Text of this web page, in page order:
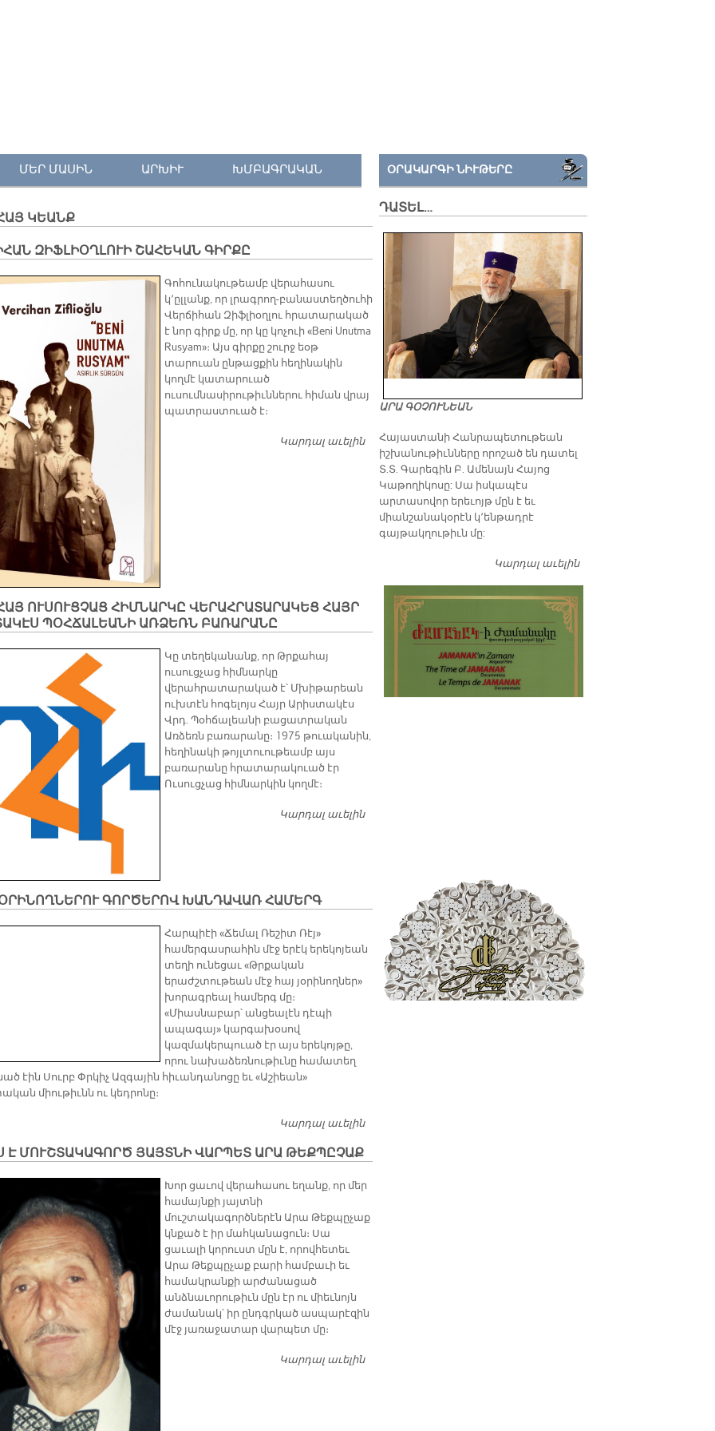
ՄԵՐ ՄԱՍԻՆ ԱՐԽԻՒ ԽՄԲԱԳՐԱԿԱՆ
ԿԵԱՆՔ
ԶԻՖԼԻՕՂԼՈՒԻ ՇԱՀԵԿԱՆ ԳԻՐՔԸ
Գոհունակութեամբ վերահասու
կ՚ըլլանք, որ լրագրող-բանաստեղծուհի
Վերճիհան Զիֆլիօղլու հրատարակած
է նոր գիրք մը, որ կը կոչուի «Beni Unutma
Rusyam»։ Այս գիրքը շուրջ եօթ
տարուան ընթացքին հեղինակին
կողմէ կատարուած
ուսումնասիրութիւններու հիման վրայ
պատրաստուած է։
Կարդալ աւելինՎԵՐՃԻՀԱՆ ԶԻՖԼԻՕՂԼՈՒԻ ՇԱՀԵԿԱՆ ԳԻՐՔԸ
ՈՒՍՈՒՑՉԱՑ ՀԻՄՆԱՐԿԸ ՎԵՐԱՀՐԱՏԱՐԱԿԵՑ ՀԱՅՐ
ՊՕՀՃԱԼԵԱՆԻ ԱՌՁԵՌՆ ԲԱՌԱՐԱՆԸ
Կը տեղեկանանք, որ Թրքահայ
ուսուցչաց հիմնարկը
վերահրատարակած է՝ Մխիթարեան
ուխտէն հոգելոյս Հայր Արիստակէս
Վրդ. Պօհճալեանի բացատրական
Առձեռն բառարանը։ 1975 թուականին,
հեղինակի թոյլտուութեամբ այս
բառարանը հրատարակուած էր
Ուսուցչաց հիմնարկին կողմէ։
Կարդալ աւելինԹՐՔԱՀԱՅ ՈՒՍՈՒՑՉԱՑ ՀԻՄՆԱՐԿԸ ՎԵՐԱՀՐԱՏԱՐԱԿԵՑ ՀԱՅՐ
ԳՈՐԾԵՐՈՎ ԽԱՆԴԱՎԱՌ ՀԱՄԵՐԳ
Հարպիէի «Ճեմալ Ռեշիտ Ռէյ»
համերգասրահին մէջ երէկ երեկոյեան
տեղի ունեցաւ «Թրքական
երաժշտութեան մէջ հայ յօրինողներ»
խորագրեալ համերգ մը։
«Միասնաբար՝ անցեալէն դէպի
ապագայ» կարգախօսով
կազմակերպուած էր այս երեկոյթը,
որու նախաձեռնութիւնը համատեղ
էին Սուրբ Փրկիչ Ազգային հիւանդանոցը եւ «Աշիեան»
միութիւնն ու կեդրոնը։
Կարդալ աւելինՀԱՅ ՅՕՐԻՆՈՂՆԵՐՈՒ ԳՈՐԾԵՐՈՎ ԽԱՆԴԱՎԱՌ ՀԱՄԵՐԳ
Է ՄՈՒՇՏԱԿԱԳՈՐԾ ՅԱՅՏՆԻ ՎԱՐՊԵՏ ԱՐԱ ԹԵՔՊԸՉԱՔ
Խոր ցաւով վերահասու եղանք, որ մեր
համայնքի յայտնի
մուշտակագործներէն Արա Թեքպըչաք
կնքած է իր մահկանացուն։ Սա
ցաւալի կորուստ մըն է, որովհետեւ
Արա Թեքպըչաք բարի համբաւի եւ
համակրանքի արժանացած
անձնաւորութիւն մըն էր ու միեւնոյն
ժամանակ՝ իր ընդգրկած ասպարէզին
մէջ յառաջատար վարպետ մը։
Կարդալ աւելինՈՉ ԵՒՍ Է ՄՈՒՇՏԱԿԱԳՈՐԾ ՅԱՅՏՆԻ ՎԱՐՊԵՏ ԱՐԱ ԹԵՔՊԸՉԱՔ
ՕՐԱԿԱՐԳԻ ՆԻՒԹԵՐԸ
ԴԱՏԵԼ…
ԱՐԱ ԳՕՉՈՒՆԵԱՆ
​Հայաստանի Հանրապետութեան
իշխանութիւնները որոշած են դատել
Տ.Տ. Գարեգին Բ. Ամենայն Հայոց
Կաթողիկոսը: Սա իսկապէս
արտասովոր երեւոյթ մըն է եւ
միանշանակօրէն կ՚ենթադրէ
գայթակղութիւն մը:
Կարդալ աւելինԴատել…